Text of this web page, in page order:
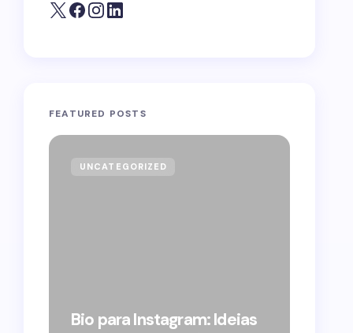
FEATURED POSTS
UNCATEGORIZED
Bio para Instagram: Ideias